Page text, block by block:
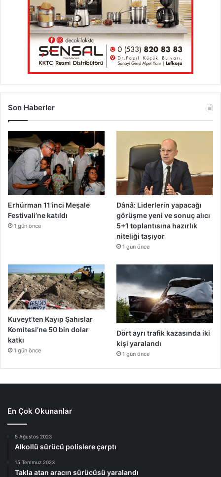
ı
Son Haberler
Erhürman 11’inci Meşale
Festivali’ne katıldı
1 gün önce
Dânâ: Liderlerin yapacağı
görüşme yeni ve sonuç alıcı
5+1 toplantısına hazırlık
niteliği taşıyor
1 gün önce
Kuveyt’ten Kayıp Şahıslar
Komitesi’ne 50 bin dolar
katkı
1 gün önce
Dört ayrı trafik kazasında iki
kişi yaralandı
1 gün önce
En Çok Okunanlar
5 Ağustos 2023
Alkollü sürücü polislere çarptı
15 Temmuz 2023
Takla atan aracın sürücüsü yaralandı